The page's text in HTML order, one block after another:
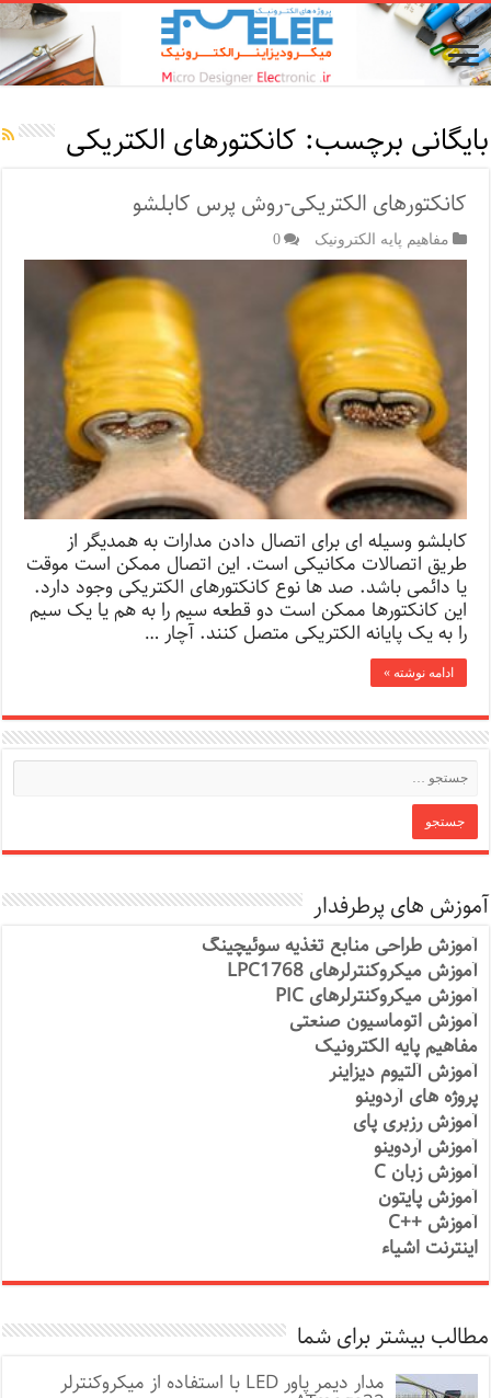
بایگانی برچسب: کانکتورهای الکتریکی
کانکتورهای الکتریکی-روش پرس کابلشو
مفاهیم پایه الکترونیک 0
کابلشو وسیله ای برای اتصال دادن مدارات به همدیگر از
طریق اتصالات مکانیکی است. این اتصال ممکن است موقت
یا دائمی باشد. صد ها نوع کانکتورهای الکتریکی وجود دارد.
این کانکتورها ممکن است دو قطعه سیم را به هم یا یک سیم
را به یک پایانه الکتریکی متصل کنند. آچار …
ادامه نوشته »
آموزش های پرطرفدار
آموزش طراحی منابع تغذیه سوئیچینگ
آموزش میکروکنترلرهای LPC1768
آموزش میکروکنترلرهای PIC
آموزش اتوماسیون صنعتی
مفاهیم پایه الکترونیک
آموزش آلتیوم دیزاینر
پروژه های آردوینو
آموزش رزبری پای
آموزش آردوینو
آموزش زبان C
آموزش پایتون
آموزش ++C
اینترنت اشیاء
مطالب بیشتر برای شما
مدار دیمر پاور LED با استفاده از میکروکنترلر